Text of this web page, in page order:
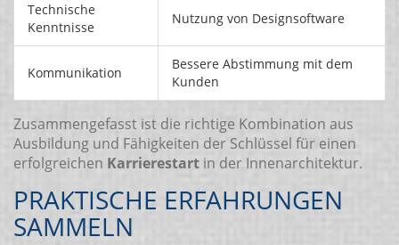
Technische
Kenntnisse
Nutzung von Designsoftware
Kommunikation
Bessere Abstimmung mit dem
Kunden
Zusammengefasst ist die richtige Kombination aus
Ausbildung und Fähigkeiten der Schlüssel für einen
erfolgreichen Karrierestart in der Innenarchitektur.
PRAKTISCHE ERFAHRUNGEN
SAMMELN